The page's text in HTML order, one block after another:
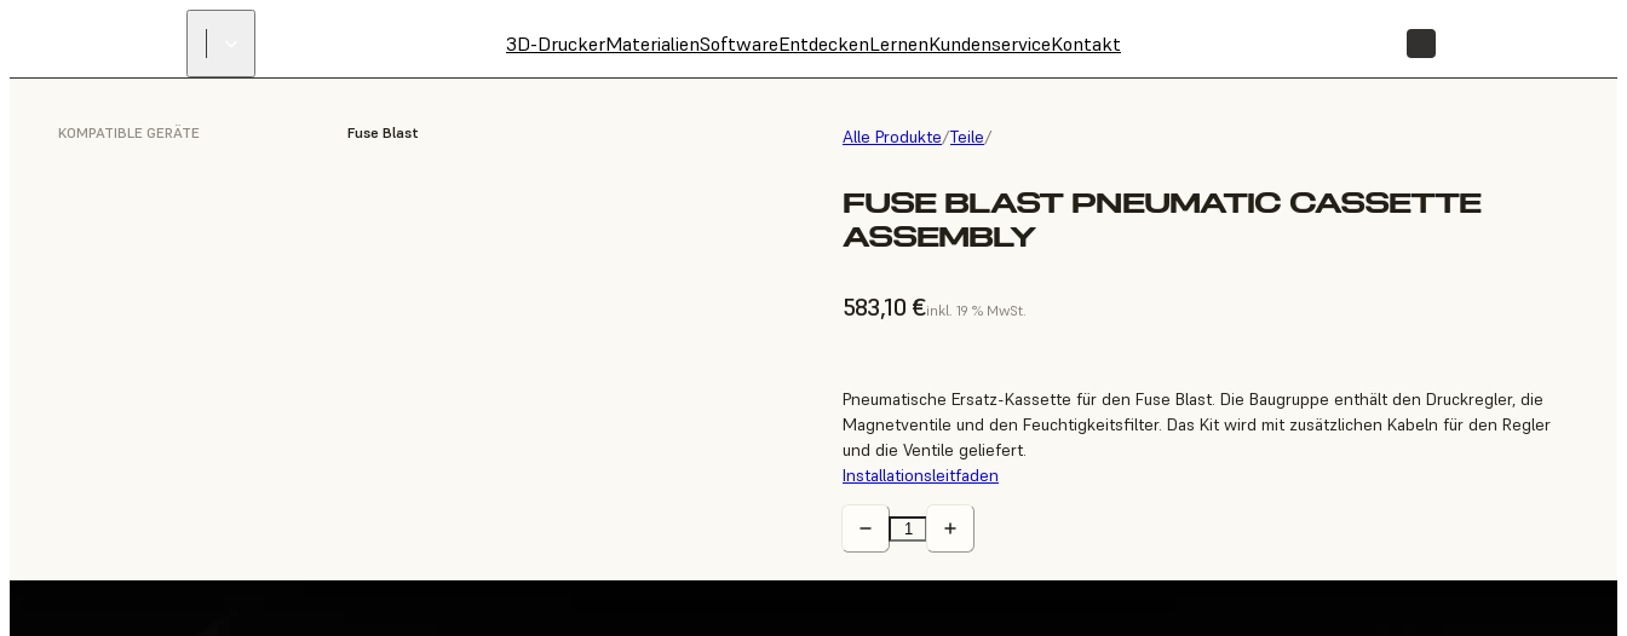
3D-DruckerMaterialienSoftwareEntdeckenLernenKundenserviceKontakt
Alle Produkte/Teile/
FUSE BLAST PNEUMATIC CASSETTE
ASSEMBLY
583,10 €inkl. 19 % MwSt.
KOMPATIBLE GERÄTE Fuse Blast
Pneumatische Ersatz-Kassette für den Fuse Blast. Die Baugruppe enthält den Druckregler, die
Magnetventile und den Feuchtigkeitsfilter. Das Kit wird mit zusätzlichen Kabeln für den Regler
und die Ventile geliefert.
Installationsleitfaden